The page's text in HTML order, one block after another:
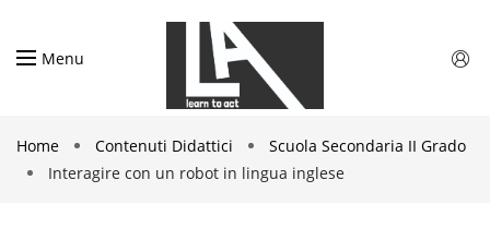
Menu
Home Contenuti Didattici
Scuola Secondaria II Grado
Interagire con un robot in lingua inglese